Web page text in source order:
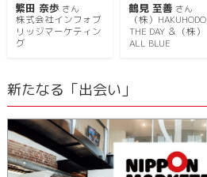
繁田 奈歩 さん
株式会社インフォブ
リッジマーケティン
グ
鶴見 至善 さん
（株）HAKUHODO
THE DAY ＆（株）
ALL BLUE
新たなる「出会い」